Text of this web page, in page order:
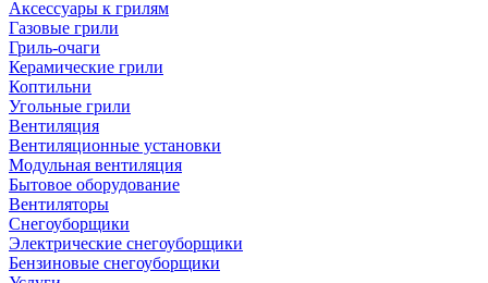
Аксессуары к грилям
Газовые грили
Гриль-очаги
Керамические грили
Коптильни
Угольные грили
Вентиляция
Вентиляционные установки
Модульная вентиляция
Бытовое оборудование
Вентиляторы
Снегоуборщики
Электрические снегоуборщики
Бензиновые снегоуборщики